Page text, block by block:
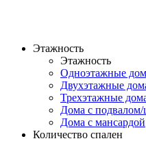
Этажность
Этажность
Одноэтажные
Двухэтажные
Трехэтажные
Дома с
Дома с мансардой
Количество спален